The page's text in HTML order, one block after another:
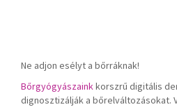
Ne adjon esélyt a bőrráknak!
Bőrgyógyászainkkorszrű digitális
dignosztizálják a bőrelváltozásokat.